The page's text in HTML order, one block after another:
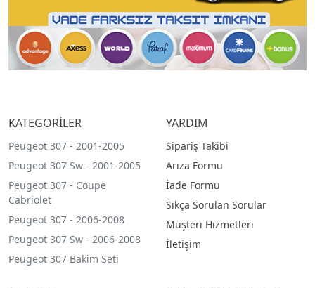
KATEGORİLER
Peugeot 307 - 2001-2005
Peugeot 307 Sw - 2001-2005
Peugeot 307 - Coupe
Cabriolet
Peugeot 307 - 2006-2008
Peugeot 307 Sw - 2006-2008
Peugeot 307 Bakim Seti
YARDIM
Sipariş Takibi
Arıza Formu
İade Formu
Sıkça Sorulan Sorular
Müşteri Hizmetleri
İletişim